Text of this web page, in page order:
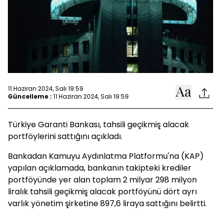
11 Haziran 2024, Salı 19:59
Güncelleme : 11 Haziran 2024, Salı 19:59
Türkiye Garanti Bankası, tahsili geçikmiş alacak
portföylerini sattığını açıkladı.
Bankadan Kamuyu Aydınlatma Platformu'na (KAP)
yapılan açıklamada, bankanın takipteki krediler
portföyünde yer alan toplam 2 milyar 298 milyon
liralık tahsili geçikmiş alacak portföyünü dört ayrı
varlık yönetim şirketine 897,6 liraya sattığını belirtti.